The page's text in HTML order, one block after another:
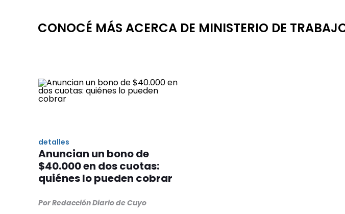
CONOCÉ MÁS ACERCA DE MINISTERIO DE
detalles
Anuncian un bono de
$40.000 en dos cuotas:
quiénes lo pueden cobrar
Por Redacción Diario de Cuyo